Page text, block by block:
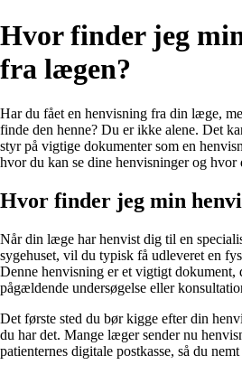
Hvor finder jeg
fra lægen?
Har du fået en henvisning fra din læge,
finde den henne? Du er ikke alene. Det
styr på vigtige dokumenter som en
hvor du kan se dine henvisninger og hvor
Hvor finder jeg min
Når din læge har henvist dig til en
sygehuset, vil du typisk få udleveret en
Denne henvisning er et vigtigt dokument,
pågældende undersøgelse eller
Det første sted du bør kigge efter din
du har det. Mange læger sender nu
patienternes digitale postkasse, så du